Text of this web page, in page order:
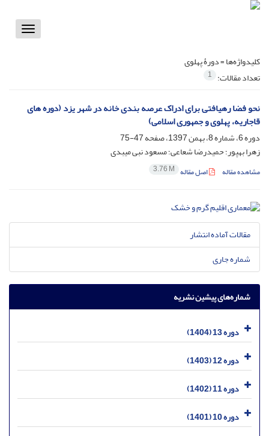
Toggle
کلیدواژه‌ها =دورۀ پهلوی
تعداد مقالات: 1
نحو فضا رهیافتی برای ادراک عرصه بندی خانه در شهر یزد (دوره های
قاجاریه، پهلوی و جمهوری اسلامی)
دوره 6، شماره 8، بهمن 1397، صفحه
47-75
زهرا بهپور؛ حمیدرضا شعاعی؛ مسعود نبی میبدی
مشاهده مقاله اصل مقاله 3.76 M
مقالات آماده انتشار
شماره جاری
شماره‌های پیشین نشریه
دوره 13 (1404)
دوره 12 (1403)
دوره 11 (1402)
دوره 10 (1401)